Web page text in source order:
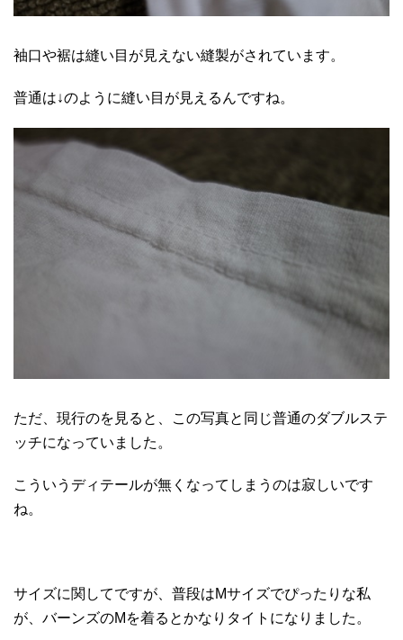
袖口や裾は縫い目が見えない縫製がされています。
普通は↓のように縫い目が見えるんですね。
ただ、現行のを見ると、この写真と同じ普通のダブルステ
ッチになっていました。
こういうディテールが無くなってしまうのは寂しいです
ね。
サイズに関してですが、普段はMサイズでぴったりな私
が、バーンズのMを着るとかなりタイトになりました。